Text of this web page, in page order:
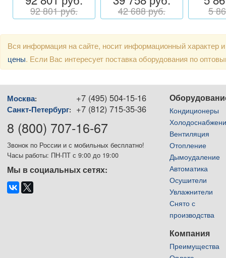
92 801 руб. 42 688 руб. 5
Вся информация на сайте, носит информационный
цены. Если Вас интересует поставка оборудования по
Москва: +7 (495) 504-15-16
Санкт-Петербург: +7 (812) 715-35-36
8 (800) 707-16-67
Звонок по России и с мобильных бесплатно!
Часы работы: ПН-ПТ с 9:00 до 19:00
Мы в социальных сетях:
Кондиционеры
Вентиляция
Отопление
Дымоудаление
Автоматика
Осушители
Увлажнители
Снято с
производства
Компания
Преимущества